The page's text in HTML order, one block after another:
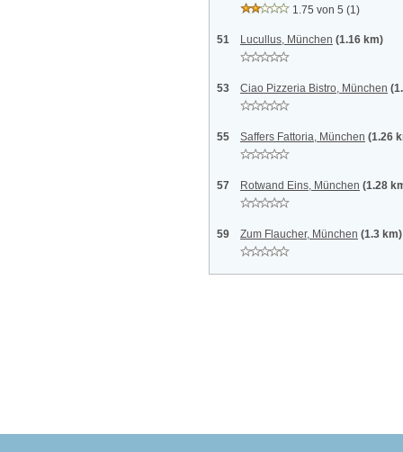
1.75 von 5 (1)
51 Lucullus, München (1.16 km)
53 Ciao Pizzeria Bistro, München
55 Saffers Fattoria, München (1.26
57 Rotwand Eins, München (1.28
59 Zum Flaucher, München (1.3 km)